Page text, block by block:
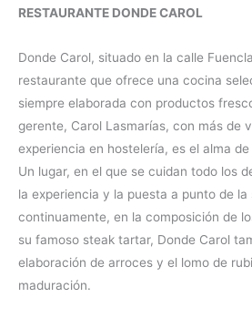
RESTAURANTE DONDE CAROL
Donde Carol, situado en la calle
restaurante que ofrece una cocina
siempre elaborada con productos
gerente, Carol Lasmarías, con más de
experiencia en hostelería, es el alma
Un lugar, en el que se cuidan todo los
la experiencia y la puesta a punto de la
continuamente, en la composición de
su famoso steak tartar, Donde Carol
elaboración de arroces y el lomo de
maduración.